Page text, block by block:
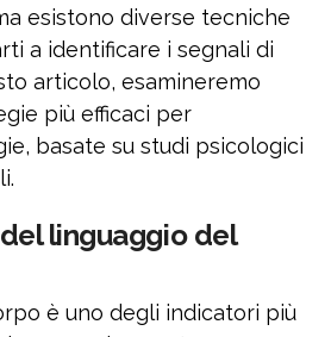
esistono diverse tecniche
a identificare i segnali di
articolo, esamineremo
più efficaci per
basate su studi psicologici
linguaggio del
è uno degli indicatori più